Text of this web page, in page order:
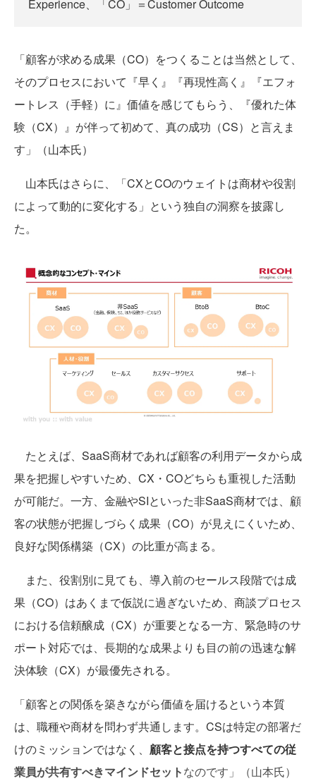
Experience、「CO」＝Customer Outcome
「顧客が求める成果（CO）をつくることは当然として、
そのプロセスにおいて『早く』『再現性高く』『エフォ
ートレス（手軽）に』価値を感じてもらう、『優れた体
験（CX）』が伴って初めて、真の成功（CS）と言えま
す」（山本氏）
山本氏はさらに、「CXとCOのウェイトは商材や役割
によって動的に変化する」という独自の洞察を披露し
た。
たとえば、SaaS商材であれば顧客の利用データから成
果を把握しやすいため、CX・COどちらも重視した活動
が可能だ。一方、金融やSIといった非SaaS商材では、顧
客の状態が把握しづらく成果（CO）が見えにくいため、
良好な関係構築（CX）の比重が高まる。
また、役割別に見ても、導入前のセールス段階では成
果（CO）はあくまで仮説に過ぎないため、商談プロセス
における信頼醸成（CX）が重要となる一方、緊急時のサ
ポート対応では、長期的な成果よりも目の前の迅速な解
決体験（CX）が最優先される。
「顧客との関係を築きながら価値を届けるという本質
は、職種や商材を問わず共通します。CSは特定の部署だ
けのミッションではなく、 顧客と接点を持つすべての従
業員が共有すべきマインドセットなのです」（山本氏）